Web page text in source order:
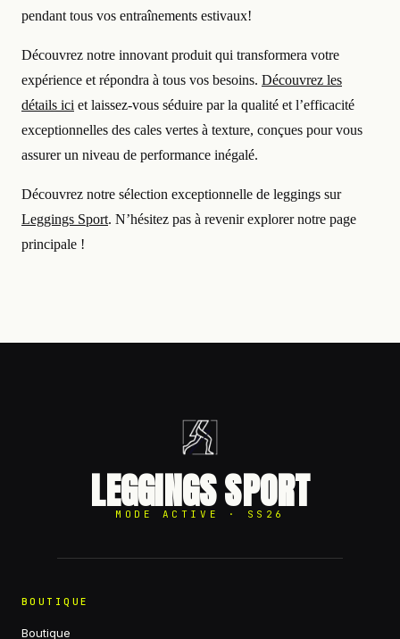
pendant tous vos entraînements estivaux!
Découvrez notre innovant produit qui transformera votre
expérience et répondra à tous vos besoins. Découvrez les
détails ici et laissez-vous séduire par la qualité et l’efficacité
exceptionnelles des cales vertes à texture, conçues pour vous
assurer un niveau de performance inégalé.
Découvrez notre sélection exceptionnelle de leggings sur
Leggings Sport. N’hésitez pas à revenir explorer notre page
principale !
LEGGINGS SPORT
MODE ACTIVE · SS26
BOUTIQUE
Boutique